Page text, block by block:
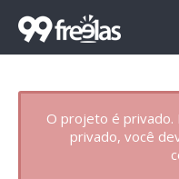
O projeto é privado.
privado, você